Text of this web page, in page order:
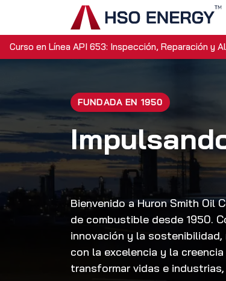
Curso en Línea API 653: Inspección, Reparación y
FUNDADA EN 1950
Bienvenido a Huron Smith Oil
de combustible desde 1950.
innovación y la
con la excelencia y la
transformar vidas e